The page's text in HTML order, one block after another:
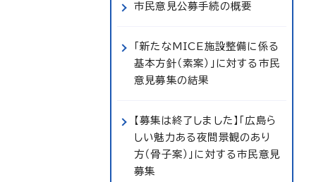
市民意見公募手続の概要
「新たなMICE施設整備に係る
基本方針（素案）」に対する市民
意見募集の結果
【募集は終了しました】「広島ら
しい魅力ある夜間景観のあり
方（骨子案）」に対する市民意見
募集